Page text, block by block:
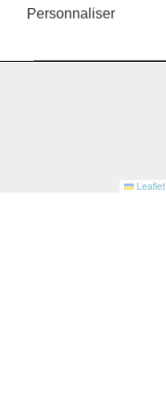
Leaflet
Personnaliser